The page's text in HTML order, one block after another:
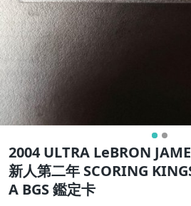
2004 ULTRA LeBRON
新人第二年 SCORING
A BGS 鑑定卡